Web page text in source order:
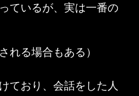
ているが、実は一番の
れる場合もある）
ており、会話をした人